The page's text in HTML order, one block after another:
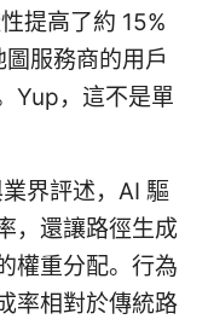
提高了約 15%
服務商的用戶
Yup，這不是單
界評述，AI 驅
，還讓路徑生成
權重分配。行為
率相對於傳統路